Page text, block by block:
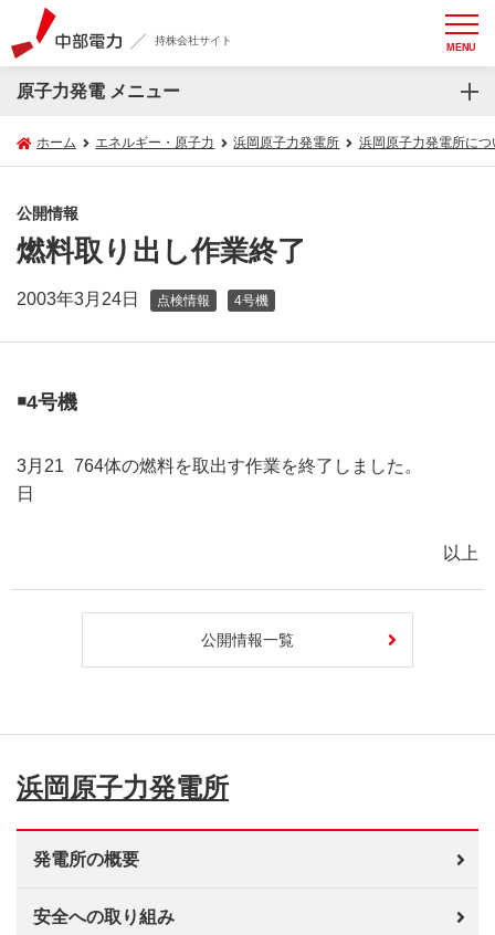
持株会社サイト MENU
原子力発電 メニュー
ホーム エネルギー・原子力 浜岡原子力発電所 浜岡原子力発電所につ
公開情報
燃料取り出し作業終了
2003年3月24日 点検情報 4号機
￭4号機
3月21
日
764体の燃料を取出す作業を終了しました。
以上
公開情報一覧
浜岡原子力発電所
発電所の概要
安全への取り組み